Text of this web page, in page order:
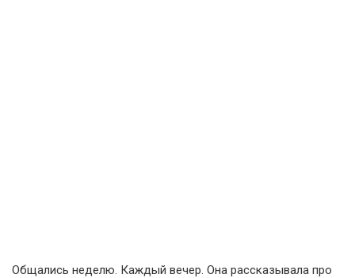
Общались неделю. Каждый вечер. Она рассказывала про